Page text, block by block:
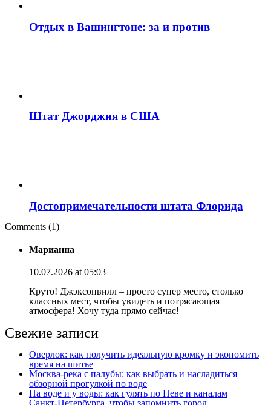
Отдых в Вашингтоне: за и против
Штат Джорджия в США
Достопримечательности штата Флорида
Comments (1)
Марианна
10.07.2026 at 05:03
Круто! Джэксонвилл – просто супер место, столько
классных мест, чтобы увидеть и потрясающая
атмосфера! Хочу туда прямо сейчас!
Свежие записи
Оверлок: как получить идеальную кромку и экономить
время на шитье
Москва‑река с палубы: как выбрать и насладиться
обзорной прогулкой по воде
На воде и у воды: как гулять по Неве и каналам
Санкт‑Петербурга, чтобы запомнить город